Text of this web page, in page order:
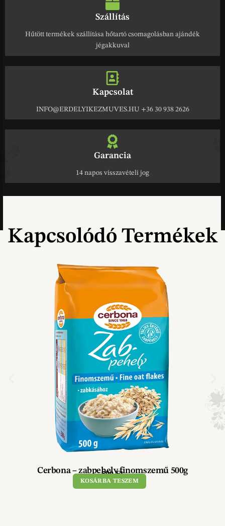
Szállítás
Hűtött termékek szállítása hőtartó csomagolásban ajándék
jégakkuval
Kapcsolat
INFO@ERDELYIKEZMUVES.HU +36 30 938 2626
Garancia
14 napos visszavételi jog
Kapcsolódó Termékek
Cerbona – zabpehely finomszemű 500g
590Ft
KOSÁRBA TESZEM